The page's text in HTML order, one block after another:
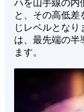
ハを山手線の内
と、その高低差
じレベルとな
は、最先端の半
ます。